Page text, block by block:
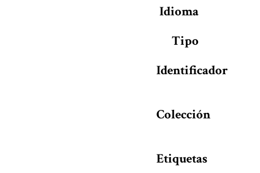
Idioma
Tipo
Identificador
Colección
Etiquetas